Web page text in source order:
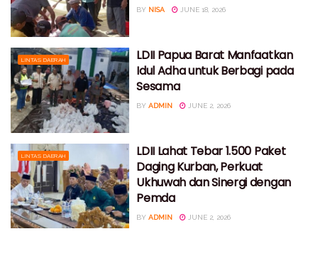
BY NISA JUNE 18, 2026
LINTAS DAERAH
LDII Papua Barat Manfaatkan
Idul Adha untuk Berbagi pada
Sesama
BY ADMIN JUNE 2, 2026
LINTAS DAERAH
LDII Lahat Tebar 1.500 Paket
Daging Kurban, Perkuat
Ukhuwah dan Sinergi dengan
Pemda
BY ADMIN JUNE 2, 2026